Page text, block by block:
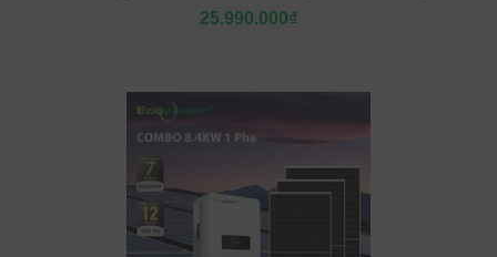
25.990.000₫